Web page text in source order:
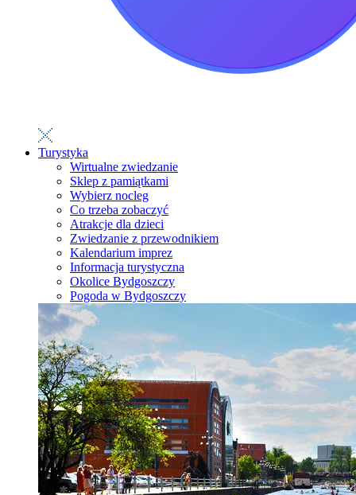
Turystyka
Wirtualne zwiedzanie
Sklep z pamiątkami
Wybierz nocleg
Co trzeba zobaczyć
Atrakcje dla dzieci
Zwiedzanie z przewodnikiem
Kalendarium imprez
Informacja turystyczna
Okolice Bydgoszczy
Pogoda w Bydgoszczy